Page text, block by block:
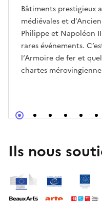
Bâtiments prestigieux
médiévales et
Philippe et Napoléon
rares événements.
l’Armoire de fer et
chartes
Ils nous